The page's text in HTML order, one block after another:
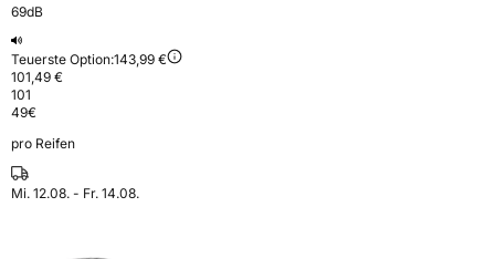
69dB
Teuerste Option:143,99 €
101,49 €
101
49€
pro Reifen
Mi. 12.08. - Fr. 14.08.